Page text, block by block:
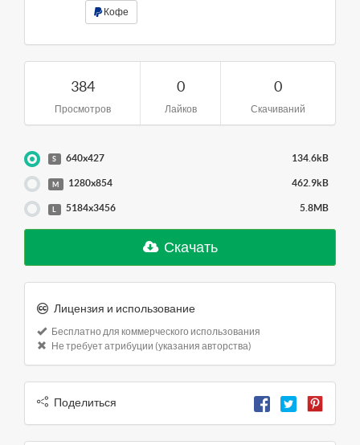
Кофе
384
Просмотров
0
Лайков
0
Скачиваний
S 640x427 134.6kB
M 1280x854 462.9kB
L 5184x3456 5.8MB
Скачать
Лицензия и использование
Бесплатно для коммерческого использования
Не требует атрибуции (указания авторства)
Поделиться